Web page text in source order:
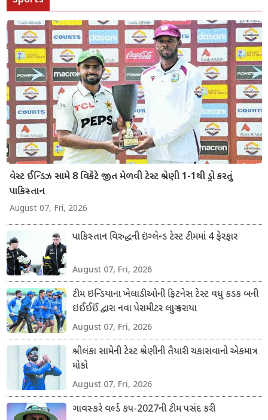
વેસ્ટ ઈન્ડિઝ સામે 8 વિકેટે જીત મેળવી ટેસ્ટ શ્રેણી 1-1થી ડ્રો કરતું
પાકિસ્તાન
August 07, Fri, 2026
પાકિસ્તાન વિરુદ્ધની ઇંગ્લેન્ડ ટેસ્ટ ટીમમાં 4 ફેરફાર
August 07, Fri, 2026
ટીમ ઇન્ડિયાના ખેલાડીઓની ફિટનેસ ટેસ્ટ વધુ કડક બની
ઇઈઈઈં દ્વારા નવા પેરામીટર લાગુ કરાયા
August 07, Fri, 2026
શ્રીલંકા સામેની ટેસ્ટ શ્રેણીની તૈયારી ચકાસવાનો એકમાત્ર
મોકો
August 07, Fri, 2026
ગાવસ્કરે વર્લ્ડ કપ-2027ની ટીમ પસંદ કરી